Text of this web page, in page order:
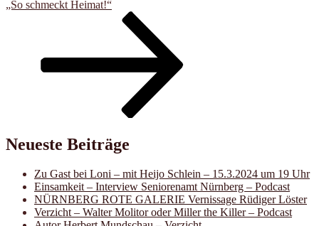
„So schmeckt Heimat!“
Neueste Beiträge
Zu Gast bei Loni – mit Heijo Schlein – 15.3.2024 um 19 Uhr
Einsamkeit – Interview Seniorenamt Nürnberg – Podcast
NÜRNBERG ROTE GALERIE Vernissage Rüdiger Löster
Verzicht – Walter Molitor oder Miller the Killer – Podcast